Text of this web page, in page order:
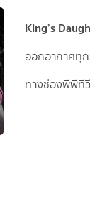
King’s
ออกอากาศทุ
ทางช่องพีพีที